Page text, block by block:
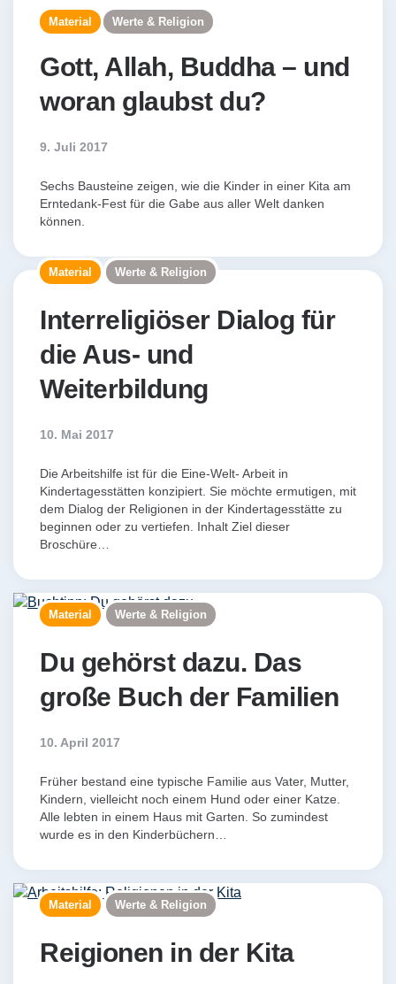
Material Werte & Religion
Gott, Allah, Buddha – und
woran glaubst du?
9. Juli 2017
Sechs Bausteine zeigen, wie die Kinder in einer Kita am
Erntedank-Fest für die Gabe aus aller Welt danken
können.
Material Werte & Religion
Interreligiöser Dialog für
die Aus- und
Weiterbildung
10. Mai 2017
Die Arbeitshilfe ist für die Eine-Welt- Arbeit in
Kindertagesstätten konzipiert. Sie möchte ermutigen, mit
dem Dialog der Religionen in der Kindertagesstätte zu
beginnen oder zu vertiefen. Inhalt Ziel dieser
Broschüre…
Material Werte & Religion
Du gehörst dazu. Das
große Buch der Familien
10. April 2017
Früher bestand eine typische Familie aus Vater, Mutter,
Kindern, vielleicht noch einem Hund oder einer Katze.
Alle lebten in einem Haus mit Garten. So zumindest
wurde es in den Kinderbüchern…
Material Werte & Religion
Reigionen in der Kita